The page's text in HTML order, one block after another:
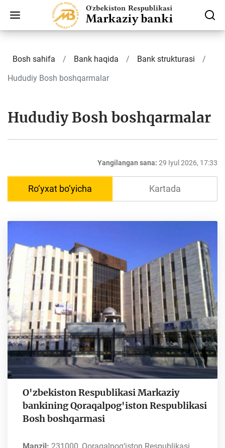
Bosh sahifa Bank haqida
Bank strukturasi
Hududiy Bosh boshqarmalar
Hududiy Bosh boshqarmalar
Yangilangan sana: 29 Iyul 2026, 17:33
Ro‘yxat bo‘yicha Kartada
O'zbekiston Respublikasi Markaziy
bankining Qoraqalpog'iston Respublikasi
Bosh boshqarmasi